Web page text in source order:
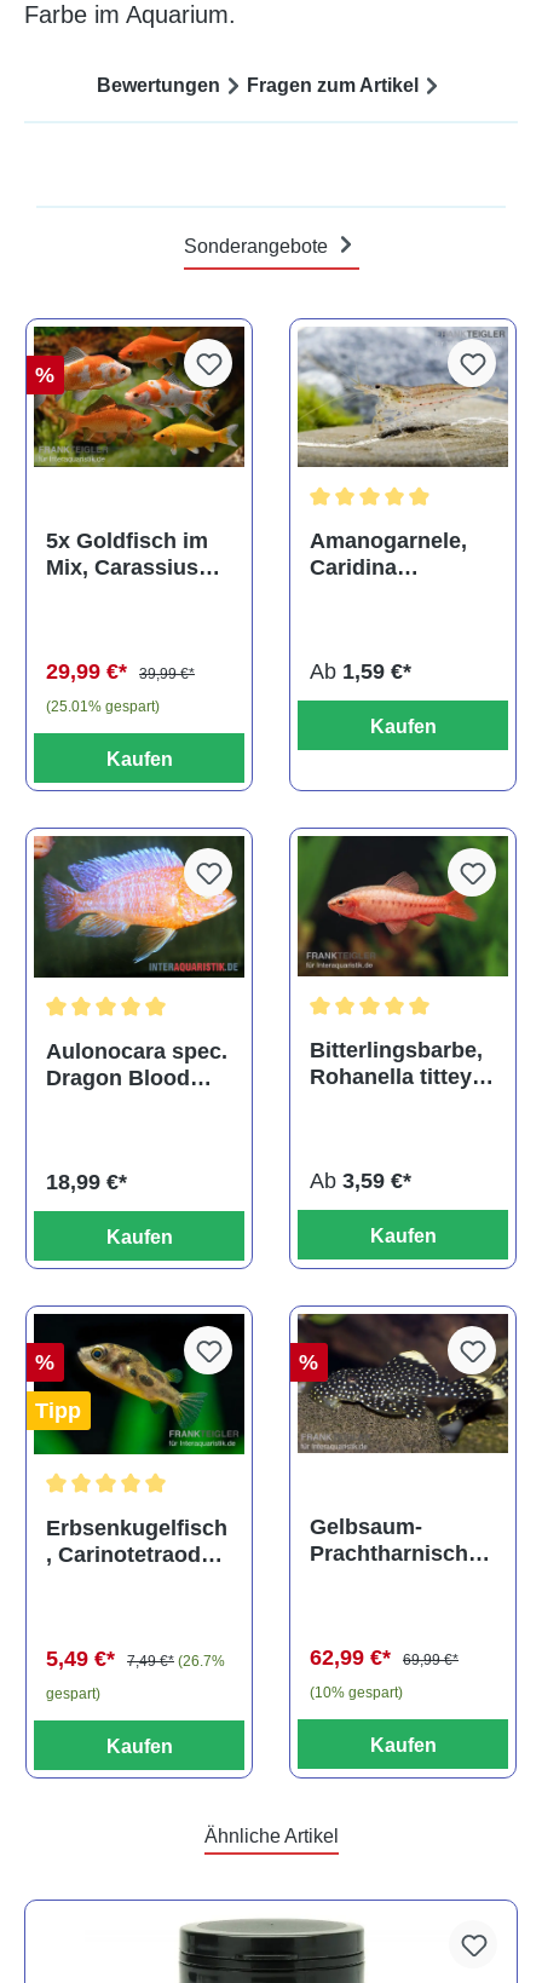
Farbe im Aquarium.
Bewertungen Fragen zum Artikel
Sonderangebote
%
5x Goldfisch im
Mix, Carassius
29,99 €*
39,99 €*
(25.01% gespart)
Kaufen
Amanogarnele,
Caridina
Ab 1,59 €*
Kaufen
Durchschnittliche Bewertung von 5 von 5 Sternen
Aulonocara spec.
Dragon Blood
18,99 €*
Kaufen
Bitterlingsbarbe,
Rohanella titteya,
Ab 3,59 €*
Kaufen
%
Tipp
Durchschnittliche Bewertung von 5 von 5 Sternen
Erbsenkugelfisch
, Carinotetraodon
5,49 €* 7,49 €* (26.7%
gespart)
Kaufen
%
Gelbsaum-
Prachtharnischw
62,99 €*
69,99 €*
(10% gespart)
Kaufen
Ähnliche Artikel